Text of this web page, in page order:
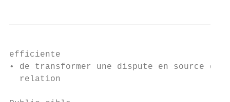
efficiente
• de transformer une dispute en source de
  relation